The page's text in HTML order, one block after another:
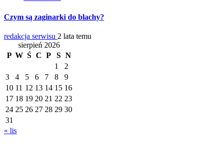
Czym są zaginarki do blachy?
redakcja serwisu 2 lata temu
sierpień 2026
P W Ś C P S N
1
2
3
4 5 6 7 8
9
10 11 12 13 14 15 16
17 18 19 20 21 22 23
24 25 26 27 28 29 30
31
« lis